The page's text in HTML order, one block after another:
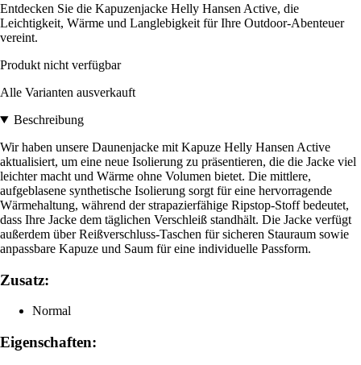
Entdecken Sie die Kapuzenjacke Helly Hansen Active, die
Leichtigkeit, Wärme und Langlebigkeit für Ihre Outdoor-Abenteuer
vereint.
Produkt nicht verfügbar
Alle Varianten ausverkauft
Beschreibung
Wir haben unsere Daunenjacke mit Kapuze Helly Hansen Active
aktualisiert, um eine neue Isolierung zu präsentieren, die die Jacke viel
leichter macht und Wärme ohne Volumen bietet. Die mittlere,
aufgeblasene synthetische Isolierung sorgt für eine hervorragende
Wärmehaltung, während der strapazierfähige Ripstop-Stoff bedeutet,
dass Ihre Jacke dem täglichen Verschleiß standhält. Die Jacke verfügt
außerdem über Reißverschluss-Taschen für sicheren Stauraum sowie
anpassbare Kapuze und Saum für eine individuelle Passform.
Zusatz:
Normal
Eigenschaften: